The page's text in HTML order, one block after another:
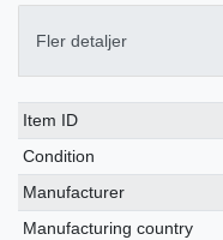
Fler detaljer
Item ID
Condition
Manufacturer
Manufacturing country